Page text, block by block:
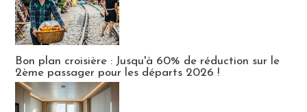
Bon plan croisière : Jusqu'à 60% de réduction sur le
2ème passager pour les départs 2026 !